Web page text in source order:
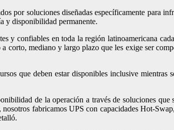
por soluciones diseñadas específicamente para
y disponibilidad permanente.
y confiables en toda la región latinoamericana
corto, mediano y largo plazo que les exige ser
que deben estar disponibles inclusive mientras
de la operación a través de soluciones que
fabricamos UPS con capacidades Hot-